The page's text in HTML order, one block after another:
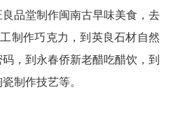
品堂制作闽南古早味美食，去
制作巧克力，到英良石材自然
，到永春侨新老醋吃醋饮，到
制作技艺等。